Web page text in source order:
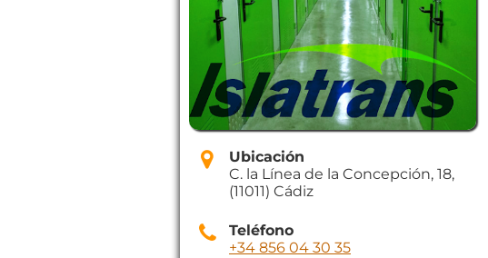
Ubicación
C. la Línea de la Concepción, 18,
(11011) Cádiz
Teléfono
+34 856 04 30 35